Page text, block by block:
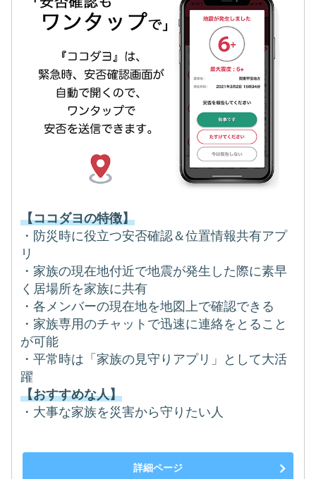
【ココダヨの特徴】
・防災時に役立つ安否確認＆位置情報共有アプ
リ
・家族の現在地付近で地震が発生した際に素早
く居場所を家族に共有
・各メンバーの現在地を地図上で確認できる
・家族専用のチャットで迅速に連絡をとること
が可能
・平常時は「家族の見守りアプリ」として大活
躍
【おすすめな人】
・大事な家族を災害から守りたい人
詳細ページ